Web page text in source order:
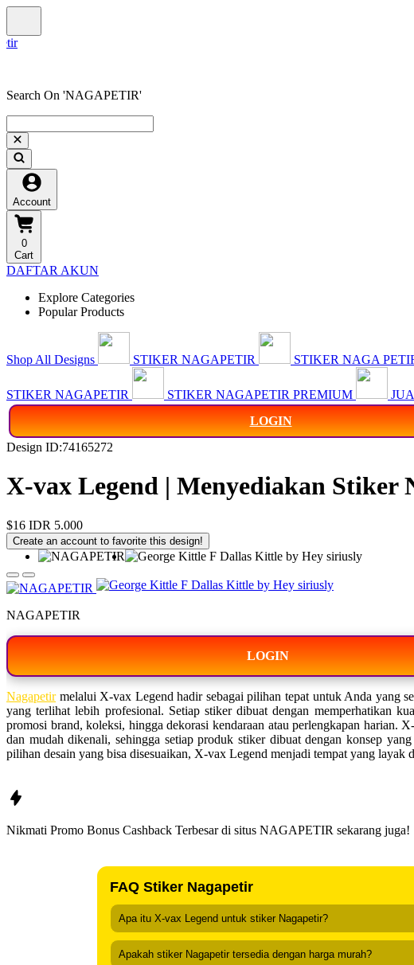
Search On 'NAGAPETIR'
Account
0
Cart
DAFTAR AKUN
Explore Categories
Popular Products
Shop All Designs STIKER NAGAPETIR STIKER NAGA
STIKER NAGAPETIR STIKER NAGAPETIR PREMIUM
LOGIN
Design ID:74165272
X-vax Legend | Menyediakan
$16 IDR 5.000
Create an account to favorite this design!
NAGAPETIR
LOGIN
Nagapetirmelalui X-vax Legend hadir sebagai pilihan tepat untuk Anda yang
yang terlihat lebih profesional. Setiap stiker dibuat dengan memperhatikan
promosi brand, koleksi, hingga dekorasi kendaraan atau perlengkapan harian.
dan mudah dikenali, sehingga setiap produk stiker dibuat dengan konsep
pilihan desain yang bisa disesuaikan, X-vax Legend menjadi tempat yang layak
Nikmati Promo Bonus Cashback Terbesar di situs NAGAPETIR sekarang juga!
FAQ Stiker Nagapetir
Apa itu X-vax Legend untuk stiker Nagapetir?
Apakah stiker Nagapetir tersedia dengan harga murah?